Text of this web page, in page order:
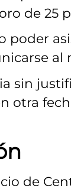
de 25
poder
al
sin
otra
de